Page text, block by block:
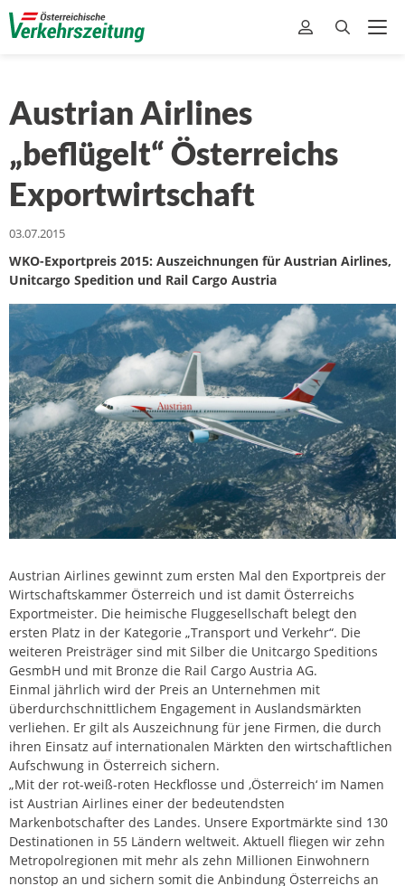
Austrian Airlines
„beflügelt“ Österreichs
Exportwirtschaft
03.07.2015
WKO-Exportpreis 2015: Auszeichnungen für Austrian Airlines,
Unitcargo Spedition und Rail Cargo Austria
Austrian Airlines gewinnt zum ersten Mal den Exportpreis der
Wirtschaftskammer Österreich und ist damit Österreichs
Exportmeister. Die heimische Fluggesellschaft belegt den
ersten Platz in der Kategorie „Transport und Verkehr“. Die
weiteren Preisträger sind mit Silber die Unitcargo Speditions
GesmbH und mit Bronze die Rail Cargo Austria AG.
Einmal jährlich wird der Preis an Unternehmen mit
überdurchschnittlichem Engagement in Auslandsmärkten
verliehen. Er gilt als Auszeichnung für jene Firmen, die durch
ihren Einsatz auf internationalen Märkten den wirtschaftlichen
Aufschwung in Österreich sichern.
„Mit der rot-weiß-roten Heckflosse und ‚Österreich‘ im Namen
ist Austrian Airlines einer der bedeutendsten
Markenbotschafter des Landes. Unsere Exportmärkte sind 130
Destinationen in 55 Ländern weltweit. Aktuell fliegen wir zehn
Metropolregionen mit mehr als zehn Millionen Einwohnern
nonstop an und sichern somit die Anbindung Österreichs an